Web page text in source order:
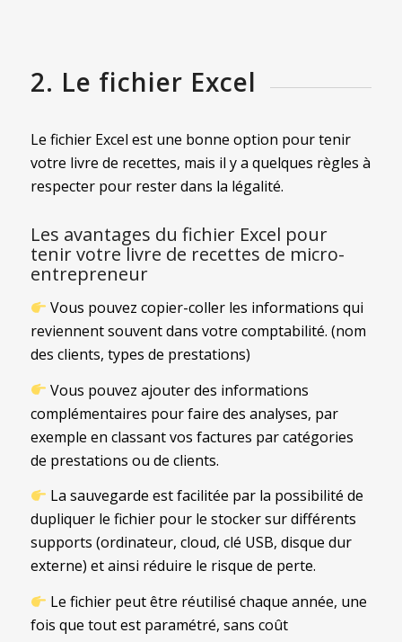
2. Le fichier Excel
Le fichier Excel est une bonne option pour tenir
votre livre de recettes, mais il y a quelques règles à
respecter pour rester dans la légalité.
Les avantages du fichier Excel pour
tenir votre livre de recettes de micro-
entrepreneur
Vous pouvez copier-coller les informations qui
reviennent souvent dans votre comptabilité. (nom
des clients, types de prestations)
Vous pouvez ajouter des informations
complémentaires pour faire des analyses, par
exemple en classant vos factures par catégories
de prestations ou de clients.
La sauvegarde est facilitée par la possibilité de
dupliquer le fichier pour le stocker sur différents
supports (ordinateur, cloud, clé USB, disque dur
externe) et ainsi réduire le risque de perte.
Le fichier peut être réutilisé chaque année, une
fois que tout est paramétré, sans coût